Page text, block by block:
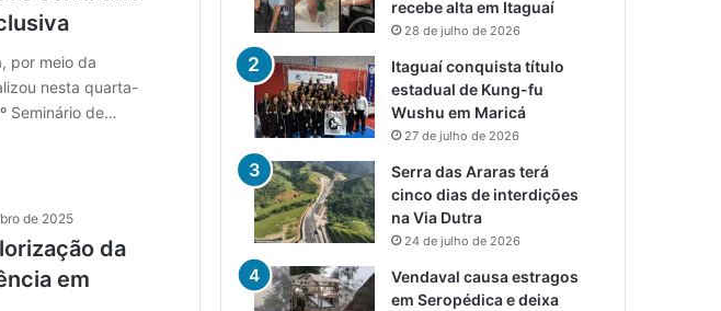
por meio da
nesta quarta-
Seminário de…
de 2025
da
em
recebe alta em Itaguaí
28 de julho de 2026
Itaguaí conquista título
estadual de Kung-fu
Wushu em Maricá
27 de julho de 2026
Serra das Araras terá
cinco dias de interdições
na Via Dutra
24 de julho de 2026
Vendaval causa estragos
em Seropédica e deixa